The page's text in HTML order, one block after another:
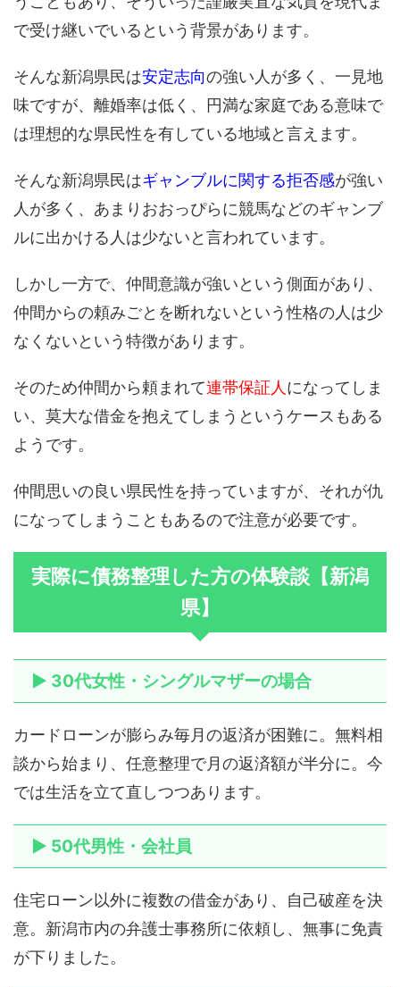
で受け継いでいるという背景があります。
そんな新潟県民は安定志向の強い人が多く、一見地
味ですが、離婚率は低く、円満な家庭である意味で
は理想的な県民性を有している地域と言えます。
そんな新潟県民はギャンブルに関する拒否感が強い
人が多く、あまりおおっぴらに競馬などのギャンブ
ルに出かける人は少ないと言われています。
しかし一方で、仲間意識が強いという側面があり、
仲間からの頼みごとを断れないという性格の人は少
なくないという特徴があります。
そのため仲間から頼まれて連帯保証人になってしま
い、莫大な借金を抱えてしまうというケースもある
ようです。
仲間思いの良い県民性を持っていますが、それが仇
になってしまうこともあるので注意が必要です。
実際に債務整理した方の体験談【新潟
県】
▶ 30代女性・シングルマザーの場合
カードローンが膨らみ毎月の返済が困難に。無料相
談から始まり、任意整理で月の返済額が半分に。今
では生活を立て直しつつあります。
▶ 50代男性・会社員
住宅ローン以外に複数の借金があり、自己破産を決
意。新潟市内の弁護士事務所に依頼し、無事に免責
が下りました。